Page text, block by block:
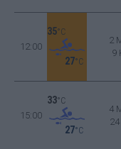
12:00
35°C
27°C
2
9
15:00
33°C
27°C
4